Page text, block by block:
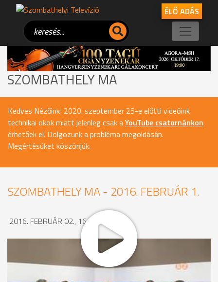
ÉLŐ ADÁS
SZOMBATHELY MA
Kedves Nézőink! 2020. szeptember 25-e előtti videóink
technikai okok miatt jelenleg csak aYouTube csatornánkon
érhetőek el. Dolgozunk a probléma megoldásán.
Megértésüket köszönjük.
SZOMBATHELY MA - 2016. FEBRUÁR 1.
2016. FEBRUÁR 02., 16:31
MEGOSZTÁS